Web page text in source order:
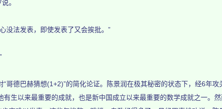
。
法发表，即使发表了又会挨批。”
德巴赫猜想(1+2)”的简化论证。陈景润在极其秘密的状态下，经6年攻
生以来最重要的成就，也是新中国成立以来最重要的数学成就之一。